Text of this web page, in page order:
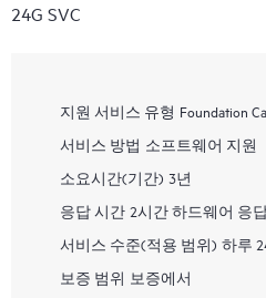
24G SVC
지원 서비스 유형 Foundation
서비스 방법 소프트웨어 지원
소요시간(기간) 3년
응답 시간 2시간 하드웨어 응
서비스 수준(적용 범위) 하루
보증 범위 보증에서